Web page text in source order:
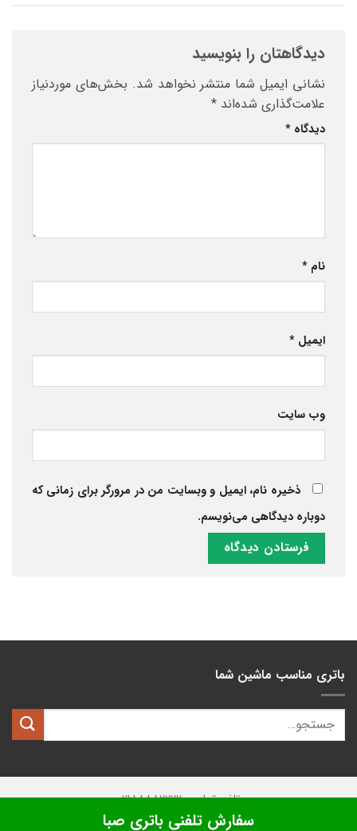
دیدگاهتان را بنویسید
نشانی ایمیل شما منتشر نخواهد شد. بخش‌های موردنیاز
علامت‌گذاری شده‌اند *
دیدگاه *
نام *
ایمیل *
وب‌ سایت
ذخیره نام، ایمیل و وبسایت من در مرورگر برای زمانی که
دوباره دیدگاهی می‌نویسم.
باتری مناسب ماشین شما
تلفن تماس: 02188882222
تمامی حقوق این وبسایت متعلق بهکیان باتری
سفارش تلفنی باتری صبا